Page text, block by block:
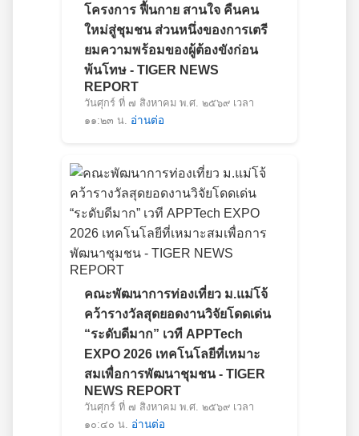
โครงการ ฟื้นกาย สานใจ คืนคน
ใหม่สู่ชุมชน ส่วนหนึ่งของการเตรี
ยมความพร้อมของผู้ต้องขังก่อน
พ้นโทษ - TIGER NEWS
REPORT
วันศุกร์ ที่ ๗ สิงหาคม พ.ศ. ๒๕๖๙ เวลา
๑๑:๒๓ น. อ่านต่อ
คณะพัฒนาการท่องเที่ยว ม.แม่โจ้
คว้ารางวัลสุดยอดงานวิจัยโดดเด่น
“ระดับดีมาก” เวที APPTech
EXPO 2026 เทคโนโลยีที่เหมาะ
สมเพื่อการพัฒนาชุมชน - TIGER
NEWS REPORT
วันศุกร์ ที่ ๗ สิงหาคม พ.ศ. ๒๕๖๙ เวลา
๑๐:๔๐ น. อ่านต่อ